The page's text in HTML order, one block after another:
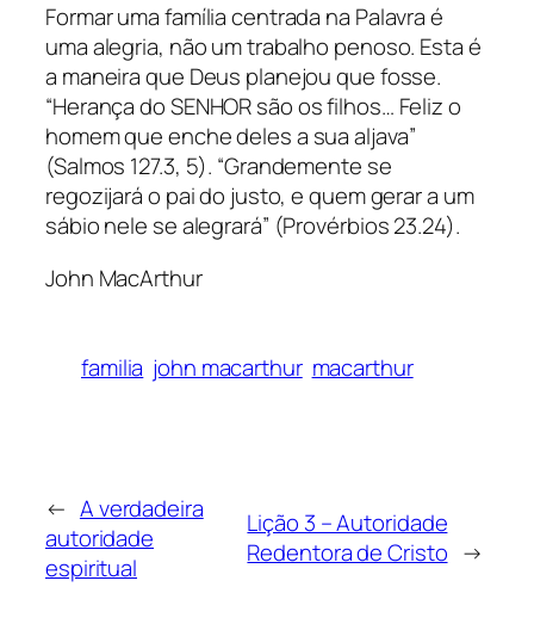
Formar uma família centrada na Palavra é
uma alegria, não um trabalho penoso. Esta é
a maneira que Deus planejou que fosse.
“Herança do SENHOR são os filhos… Feliz o
homem que enche deles a sua aljava”
(Salmos 127.3, 5). “Grandemente se
regozijará o pai do justo, e quem gerar a um
sábio nele se alegrará” (Provérbios 23.24).
John MacArthur
familia john macarthur macarthur
← A verdadeira
autoridade
espiritual
Lição 3 – Autoridade
Redentora de Cristo →